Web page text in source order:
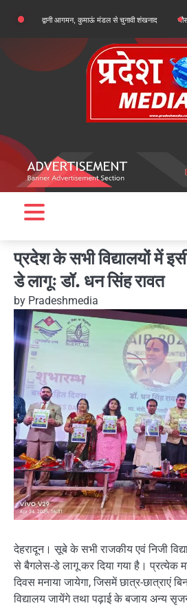
content
हल्द्वानी आगमन, कुमाऊं मंडल से चुनावी शंखनाद मौसम का
प्रदेश के सभी विद्यालयों में
डे लागूः डॉ. धन सिंह रावत
by Pradeshmedia
देहरादून। सूबे के सभी राजकीय एवं निजी
से बैगलेस-डे लागू कर दिया गया है। प्रत्येक
दिवस मनाया जायेगा, जिसमें छात्र-छात्राएं
विद्यालय जायेंगे तथा पढ़ाई के बजाय अन्य